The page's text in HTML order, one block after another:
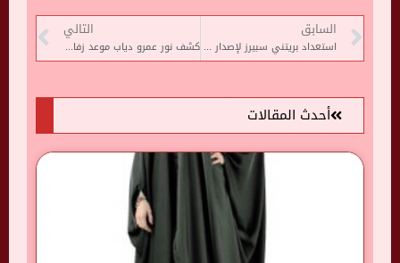
السابق
استعداد بريتني سبيرز لإصدار كتاب لسرد مذكراتها مع وصاية والدها
التالي
كشف نور عمرو دياب موعد زفافها
أحدث المقالات